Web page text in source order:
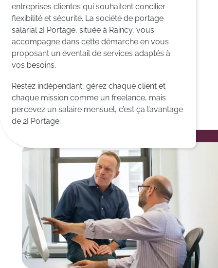
entreprises clientes qui souhaitent concilier
flexibilité et sécurité. La société de portage
salarial 2I Portage, située à Raincy, vous
accompagne dans cette démarche en vous
proposant un éventail de services adaptés à
vos besoins.
Restez indépendant, gérez chaque client et
chaque mission comme un freelance, mais
percevez un salaire mensuel, c’est ça l’avantage
de 2I Portage.